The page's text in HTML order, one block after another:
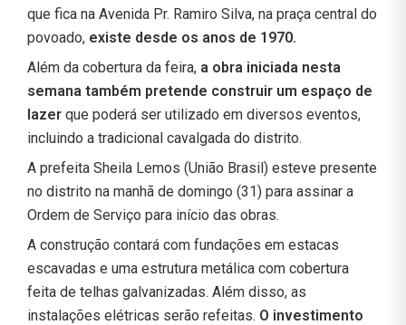
que fica na Avenida Pr. Ramiro Silva, na praça central do
povoado, existe desde os anos de 1970.
Além da cobertura da feira, a obra iniciada nesta
semana também pretende construir um espaço de
lazer que poderá ser utilizado em diversos eventos,
incluindo a tradicional cavalgada do distrito.
A prefeita Sheila Lemos (União Brasil) esteve presente
no distrito na manhã de domingo (31) para assinar a
Ordem de Serviço para início das obras.
A construção contará com fundações em estacas
escavadas e uma estrutura metálica com cobertura
feita de telhas galvanizadas. Além disso, as
instalações elétricas serão refeitas. O investimento